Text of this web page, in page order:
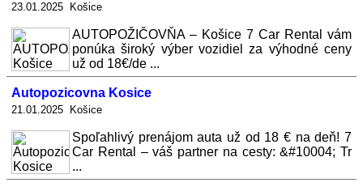
23.01.2025 Košice
AUTOPOŽIČOVŇA – Košice 7 Car Rental vám
ponúka široký výber vozidiel za výhodné ceny
už od 18€/de ...
Autopozicovna Kosice
21.01.2025 Košice
Spoľahlivý prenájom auta už od 18 € na deň! 7
Car Rental – váš partner na cesty: &#10004; Tr
...